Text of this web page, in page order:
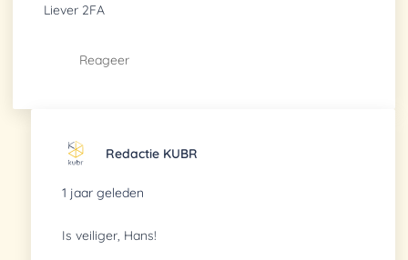
Liever 2FA
Reageer
Redactie KUBR
1 jaar geleden
Is veiliger, Hans!